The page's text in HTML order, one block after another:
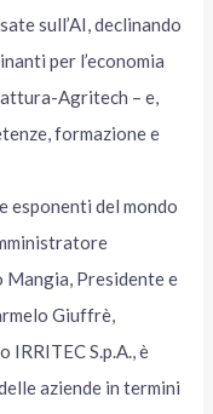
sull’AI, declinando
per l’economia
Agritech – e,
formazione e
esponenti del mondo
Presidente e
Giuffrè,
S.p.A., è
aziende in termini